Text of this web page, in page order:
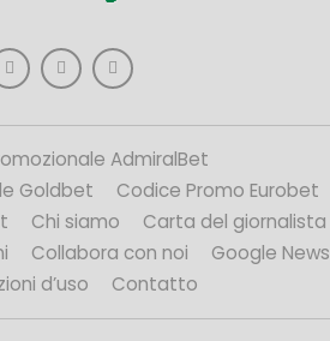
AdmiralBet
Goldbet
Codice Promo Eurobet
Chi siamo
Carta del giornalista
Collabora con noi
Google News
d’uso
Contatto